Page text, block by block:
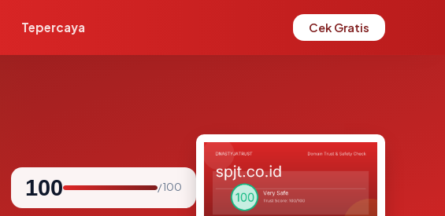
Tepercaya Cek Gratis
100 / 100